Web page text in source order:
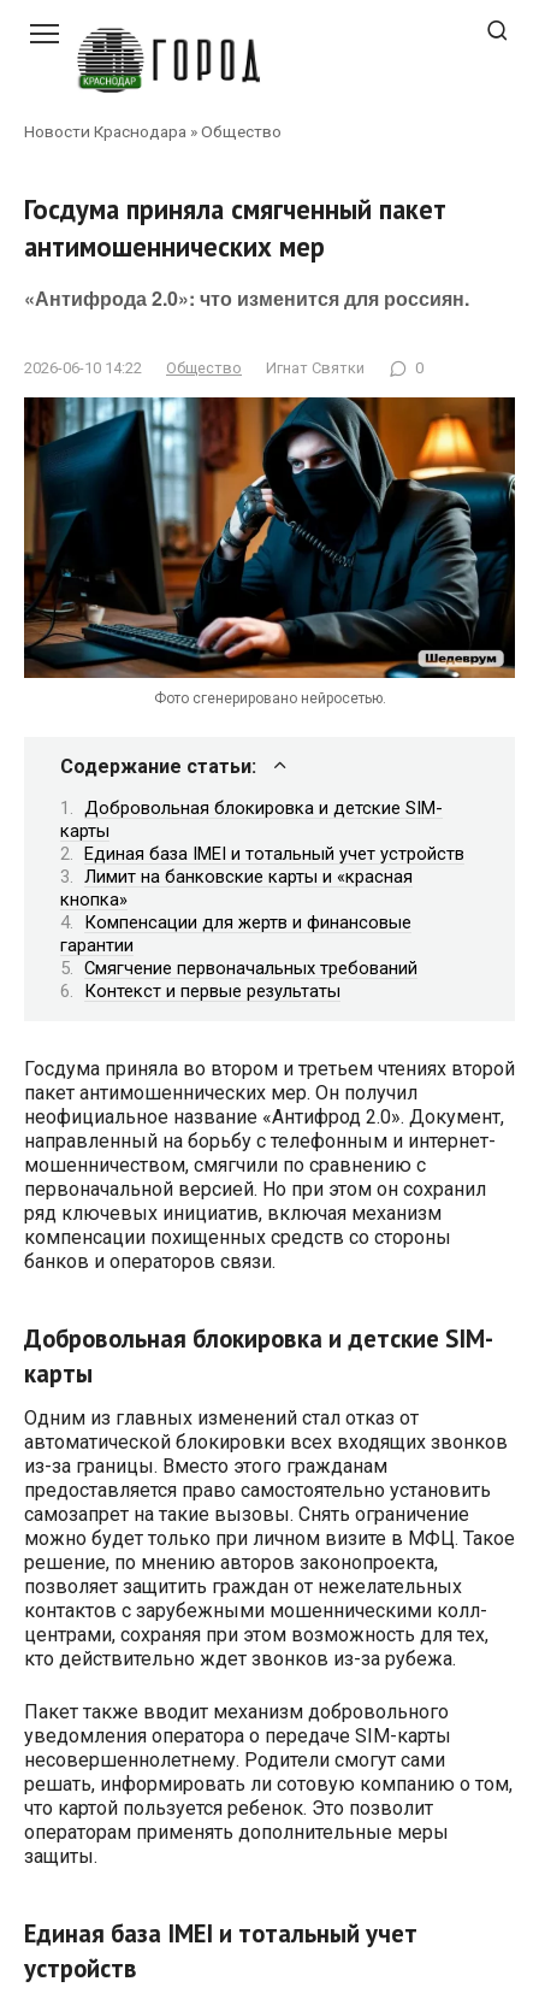
контенту
Новости Краснодара »Общество
Госдума приняла смягченный пакет
антимошеннических мер
«Антифрода 2.0»: что изменится для россиян.
2026-06-10 14:22 Общество Игнат Святки 0
Фото сгенерировано нейросетью.
Содержание статьи:
Добровольная блокировка и детские SIM-
карты
Единая база IMEI и тотальный учет устройств
Лимит на банковские карты и «красная
кнопка»
Компенсации для жертв и финансовые
гарантии
Смягчение первоначальных требований
Контекст и первые результаты
Госдума приняла во втором и третьем чтениях второй
пакет антимошеннических мер. Он получил
неофициальное название «Антифрод 2.0». Документ,
направленный на борьбу с телефонным и интернет-
мошенничеством, смягчили по сравнению с
первоначальной версией. Но при этом он сохранил
ряд ключевых инициатив, включая механизм
компенсации похищенных средств со стороны
банков и операторов связи.
Добровольная блокировка и детские SIM-
карты
Одним из главных изменений стал отказ от
автоматической блокировки всех входящих звонков
из-за границы. Вместо этого гражданам
предоставляется право самостоятельно установить
самозапрет на такие вызовы. Снять ограничение
можно будет только при личном визите в МФЦ. Такое
решение, по мнению авторов законопроекта,
позволяет защитить граждан от нежелательных
контактов с зарубежными мошенническими колл-
центрами, сохраняя при этом возможность для тех,
кто действительно ждет звонков из-за рубежа.
Пакет также вводит механизм добровольного
уведомления оператора о передаче SIM-карты
несовершеннолетнему. Родители смогут сами
решать, информировать ли сотовую компанию о том,
что картой пользуется ребенок. Это позволит
операторам применять дополнительные меры
защиты.
Единая база IMEI и тотальный учет
устройств